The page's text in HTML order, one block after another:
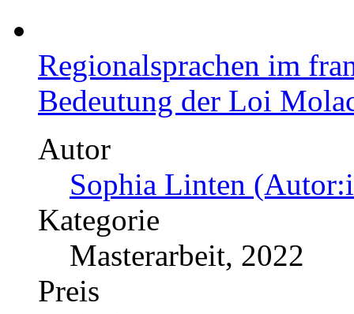
Regionalsprachen im
Bedeutung der Loi
Autor
Sophia Linten
Kategorie
Masterarbeit, 2022
Preis